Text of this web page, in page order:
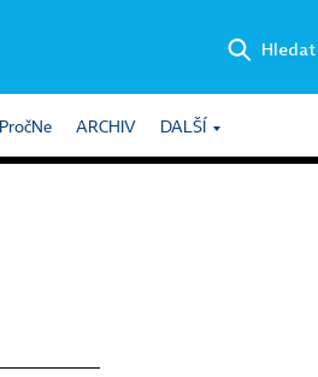
Hledat
PročNe ARCHIV DALŠÍ